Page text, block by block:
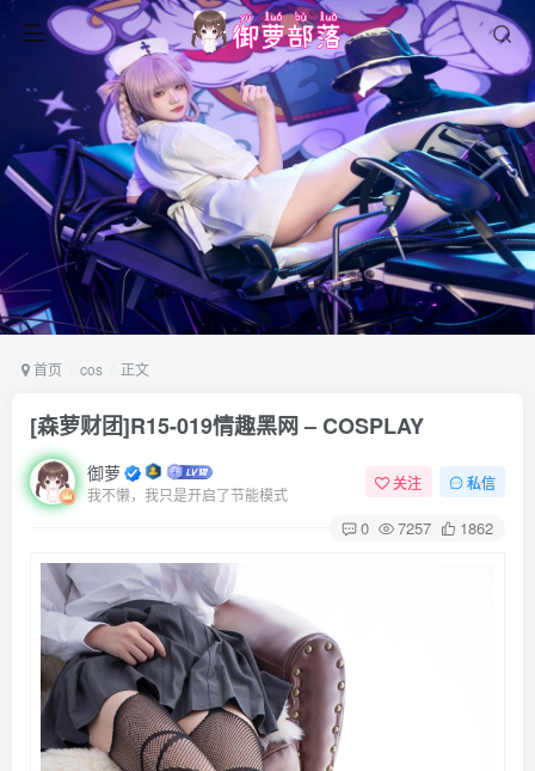
首页 cos 正文
[森萝财团]R15-019情趣黑网 – COSPLAY
御萝
我不懒，我只是开启了节能模式
关注 私信
0 7257 1862